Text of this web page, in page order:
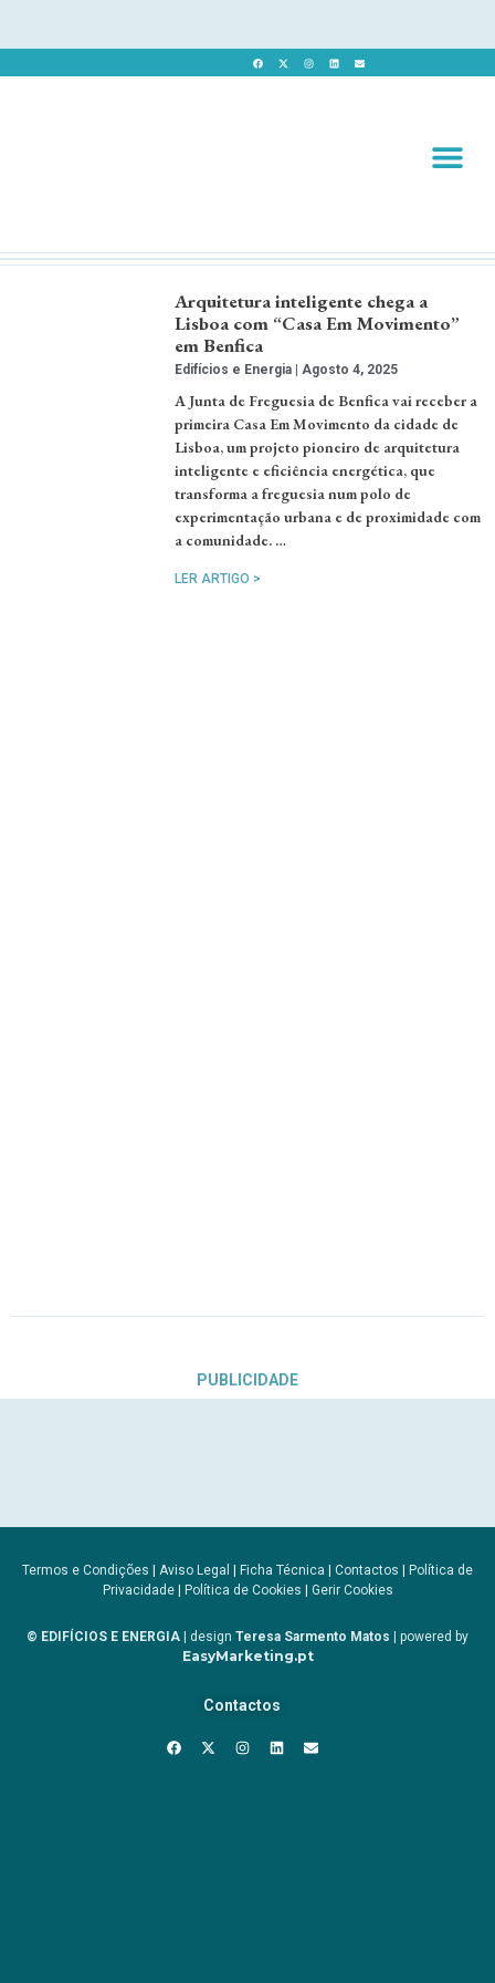
Arquitetura inteligente chega a
Lisboa com “Casa Em Movimento”
em Benfica
Edifícios e Energia Agosto 4, 2025
A Junta de Freguesia de Benfica vai receber a
primeira Casa Em Movimento da cidade de
Lisboa, um projeto pioneiro de arquitetura
inteligente e eficiência energética, que
transforma a freguesia num polo de
experimentação urbana e de proximidade com
a comunidade. …
LER ARTIGO >
PUBLICIDADE
Termos e Condições | Aviso Legal | Ficha Técnica | Contactos | Política de
Privacidade| Política de Cookies | Gerir Cookies
© EDIFÍCIOS E ENERGIA | design Teresa Sarmento Matos | powered by
EasyMarketing.pt
Contactos